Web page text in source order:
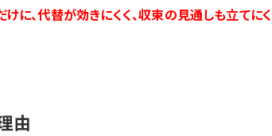
に、代替が効きにくく、収束の見通しも立てにく
由